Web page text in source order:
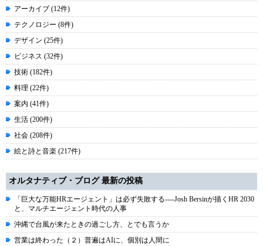
アーカイブ (12件)
テクノロジー (8件)
デザイン (25件)
ビジネス (32件)
技術 (182件)
料理 (22件)
案内 (41件)
生活 (200件)
社会 (208件)
絵と詩と音楽 (217件)
オルタナティブ・ブログ 最新の投稿
「巨大な万能HRエージェント」は必ず失敗する----Josh Bersinが描くHR 2030
と、マルチエージェント時代の人事
沖縄で台風が来たときの過ごし方、とでも言うか
営業は終わった（２）普遍はAIに、個別は人間に